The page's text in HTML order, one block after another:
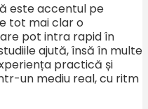
este accentul pe
tot mai clar o
pot intra rapid în
ajută, însă în multe
practică și
un mediu real, cu ritm